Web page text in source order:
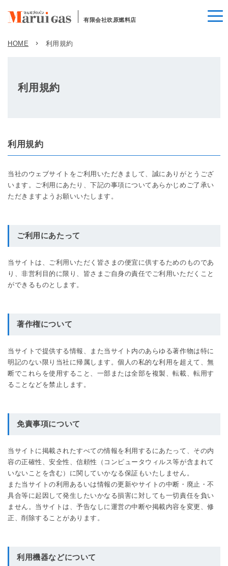
有限会社吹原燃料店
HOME 利用規約
利用規約
利用規約
当社のウェブサイトをご利用いただきまして、誠にありがとうござ
います。ご利用にあたり、下記の事項についてあらかじめご了承い
ただきますようお願いいたします。
ご利用にあたって
当サイトは、ご利用いただく皆さまの便宜に供するためのものであ
り、非営利目的に限り、皆さまご自身の責任でご利用いただくこと
ができるものとします。
著作権について
当サイトで提供する情報、また当サイト内のあらゆる著作物は特に
明記のない限り当社に帰属します。個人の私的な利用を超えて、無
断でこれらを使用すること、一部または全部を複製、転載、転用す
ることなどを禁止します。
免責事項について
当サイトに掲載されたすべての情報を利用するにあたって、その内
容の正確性、安全性、信頼性（コンピュータウィルス等が含まれて
いないことを含む）に関していかなる保証もいたしません。
また当サイトの利用あるいは情報の更新やサイトの中断・廃止・不
具合等に起因して発生したいかなる損害に対しても一切責任を負い
ません。当サイトは、予告なしに運営の中断や掲載内容を変更、修
正、削除することがあります。
利用機器などについて